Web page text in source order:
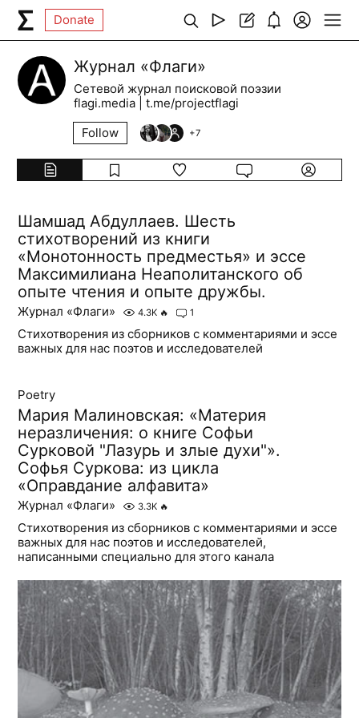
Donate
Журнал «Флаги»
Сетевой журнал поисковой поэзии
flagi.media | t.me/projectflagi
Follow
+7
Шамшад Абдуллаев. Шесть
стихотворений из книги
«Монотонность предместья» и эссе
Максимилиана Неаполитанского об
опыте чтения и опыте дружбы.
Журнал «Флаги» 4.3K 🔥 1
Стихотворения из сборников с комментариями и эссе
важных для нас поэтов и исследователей
Poetry
Мария Малиновская: «Материя
неразличения: о книге Софьи
Сурковой "Лазурь и злые духи"».
Софья Суркова: из цикла
«Оправдание алфавита»
Журнал «Флаги» 3.3K 🔥
Стихотворения из сборников с комментариями и эссе
важных для нас поэтов и исследователей,
написанными специально для этого канала